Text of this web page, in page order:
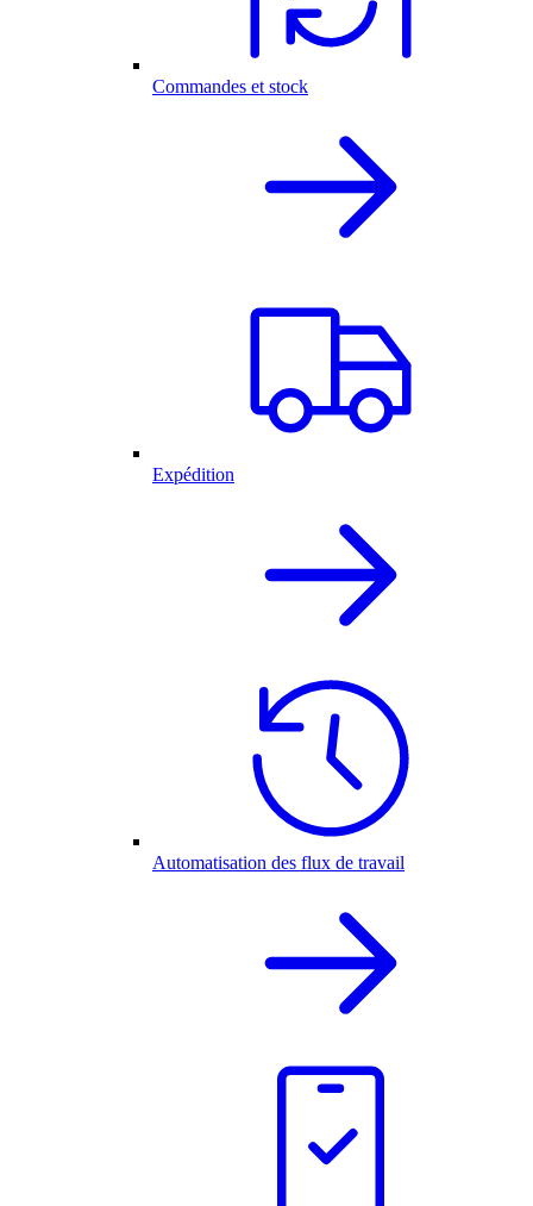
Commandes et stock
Expédition
Automatisation des flux de travail